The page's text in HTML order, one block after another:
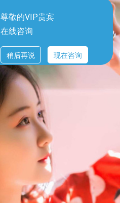
尊敬的VIP贵宾
在线咨询
稍后再说 现在咨询